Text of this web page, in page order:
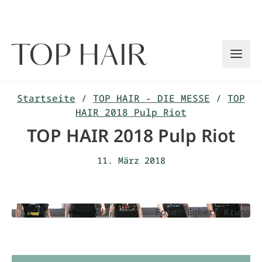
Startseite / TOP HAIR - DIE MESSE / TOP
HAIR 2018 Pulp Riot
TOP HAIR 2018 Pulp Riot
11. März 2018
Foto: Egbert Krupp